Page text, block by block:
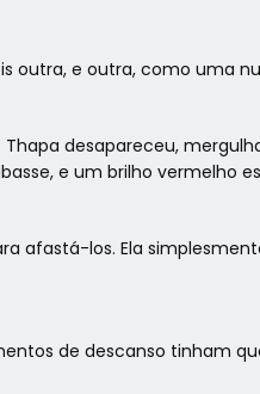
outra, e outra, como uma
desapareceu,
e um brilho vermelho
afastá-los. Ela
de descanso tinham